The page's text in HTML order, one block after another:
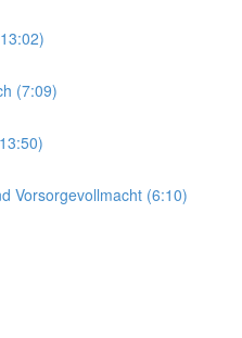
(7:09)
Vorsorgevollmacht (6:10)